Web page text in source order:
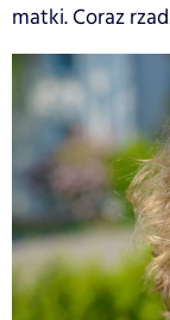
matki. Coraz